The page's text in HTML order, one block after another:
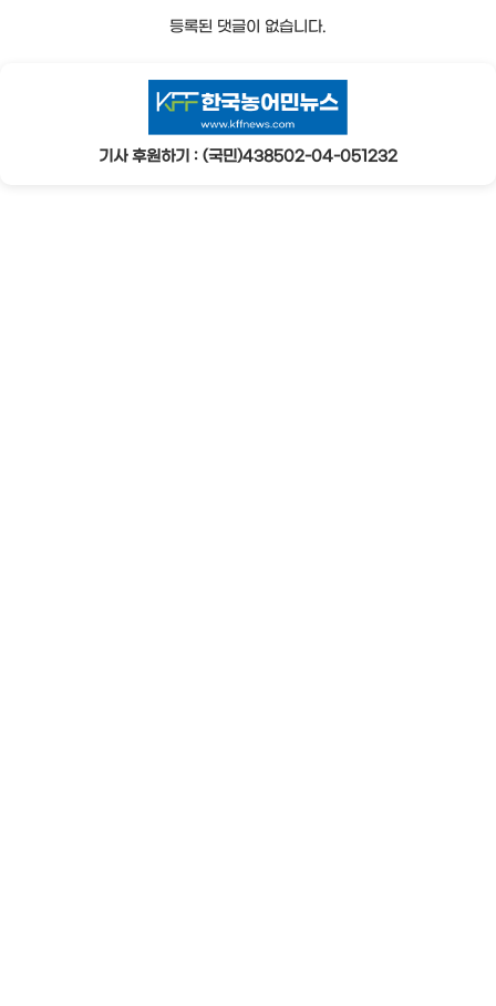
등록된 댓글이 없습니다.
기사 후원하기 : (국민)438502-04-051232